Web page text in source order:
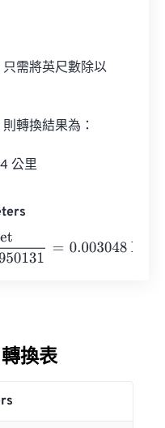
需將英尺數除以
轉換結果為：
公里
0.003048
換表